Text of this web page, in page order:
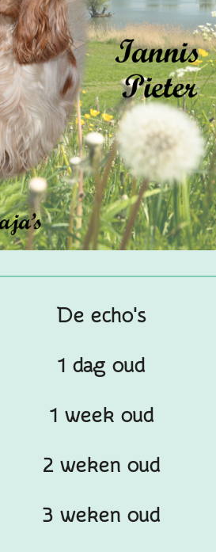
De echo's
1 dag oud
1 week oud
2 weken oud
3 weken oud